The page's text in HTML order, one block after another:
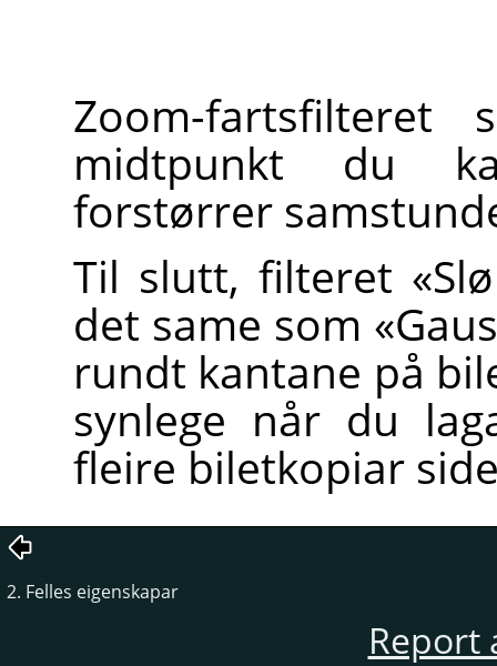
Zoom-
midtpunkt du
forstørrer
Til slutt, filteret
det same som
rundt kantane på
synlege når du
fleire biletkopiar
2. Felles eigenskapar
Report